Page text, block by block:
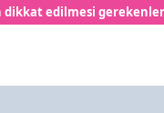
dikkat edilmesi